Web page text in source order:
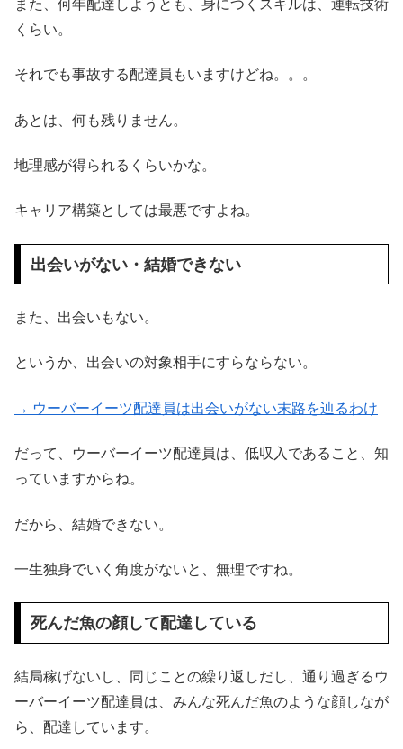
また、何年配達しようとも、身につくスキルは、運転技術
くらい。
それでも事故する配達員もいますけどね。。。
あとは、何も残りません。
地理感が得られるくらいかな。
キャリア構築としては最悪ですよね。
出会いがない・結婚できない
また、出会いもない。
というか、出会いの対象相手にすらならない。
→ ウーバーイーツ配達員は出会いがない末路を辿るわけ
だって、ウーバーイーツ配達員は、低収入であること、知
っていますからね。
だから、結婚できない。
一生独身でいく角度がないと、無理ですね。
死んだ魚の顔して配達している
結局稼げないし、同じことの繰り返しだし、通り過ぎるウ
ーバーイーツ配達員は、みんな死んだ魚のような顔しなが
ら、配達しています。